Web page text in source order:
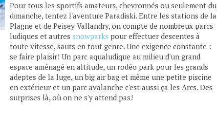
Pour tous les sportifs amateurs, chevronnés ou seulement du
dimanche, tentez l'aventure Paradiski. Entre les stations de la
Plagne et de Peisey Vallandry, on compte de nombreux parcs
ludiques et autressnowparks pour effectuer descentes à
toute vitesse, sauts en tout genre. Une exigence constante :
se faire plaisir! Un parc aqualudique au milieu d'un grand
espace aménagé en altitude, un rodéo park pour les grands
adeptes de la luge, un big air bag et même une petite piscine
en extérieur et un parc avalanche c'est aussi ça les Arcs. Des
surprises là, où on ne s'y attend pas!